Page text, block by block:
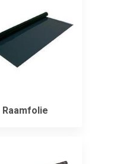
Raamfolie